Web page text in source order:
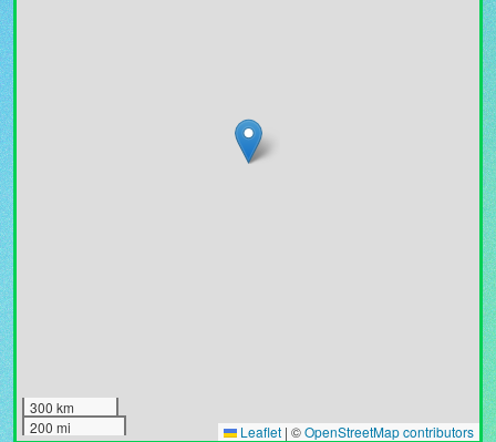
300 km
200 mi
Leaflet | ©OpenStreetMap contributors